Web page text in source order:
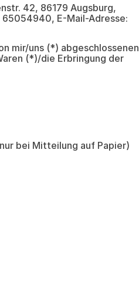
42, 86179 Augsburg,
E-Mail-Adresse:
mir/uns (*) abgeschlossenen
(*)/die Erbringung der
bei Mitteilung auf Papier)